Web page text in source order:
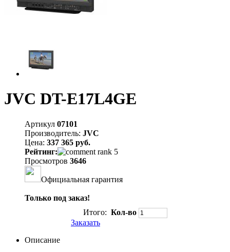
JVC DT-E17L4GE
Артикул 07101
Производитель: JVC
Цена: 337 365 руб.
Рейтинг:
Просмотров 3646
Официальная гарантия
Только под заказ!
Итого: Кол-во
Заказать
Описание